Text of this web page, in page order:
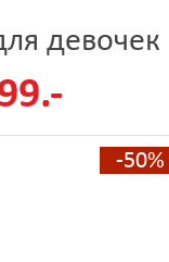
девочек
-50%